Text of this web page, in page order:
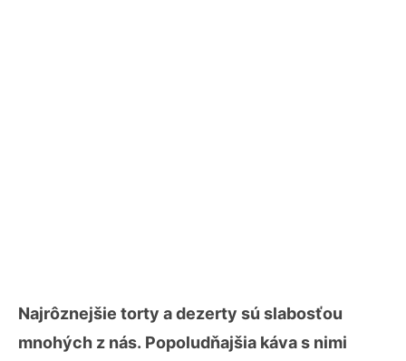
Najrôznejšie torty a dezerty sú slabosťou
mnohých z nás. Popoludňajšia káva s nimi